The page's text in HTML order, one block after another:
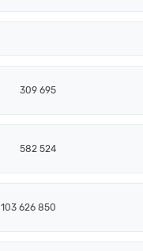
309 695
582 524
103 626 850